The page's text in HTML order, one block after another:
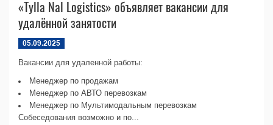
«Tylla Nal Logistics» объявляет вакансии для
удалённой занятости
05.09.2025
Вакансии для удаленной работы:
Менеджер по продажам
Менеджер по АВТО перевозкам
Менеджер по Мультимодальным перевозкам
Собеседования возможно и по...